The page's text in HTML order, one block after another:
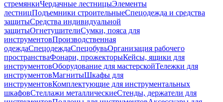
стремянкиЧердачные лестницыЭлементы
лестницПодъемники строительныеСпецодежда и средства
защитыСредства индивидуальной
защитыОгнетушителиСумки, пояса для
инструментовПроизводственная
одеждаСпецодеждаСпецобувьОрганизация рабочего
пространстваФонари, прожекторыКейсы, ящики для
инструментовОборудование для мастерскойТележки для
инструментовМагнитыШкафы для
инструментовКомплектующие для инструментальных
шкафовСтеллажи металлическиеСтенды, держатели для